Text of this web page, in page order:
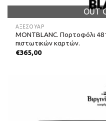
OUT
ΑΞΕΣΟΥΑΡ
MONTBLANC. Πορτοφόλι
πιστωτικών καρτών.
€365,00